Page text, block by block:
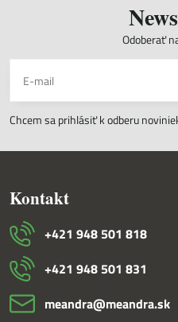
Odoberať
Chcem sa prihlásiť k odberu
Kontakt
+421 948 501 818
+421 948 501 831
meandra​@meandra​.sk